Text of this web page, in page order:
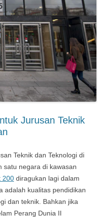
Jurusan Teknik
Teknik dan Teknologi di
satu negara di kawasan
200 diragukan lagi dalam
adalah kualitas pendidikan
dan teknik. Bahkan jika
Perang Dunia II